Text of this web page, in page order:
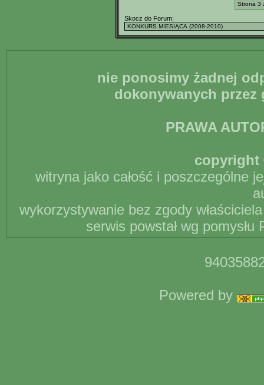
Strona 3
Skocz do Forum:
nie ponosimy żadnej
dokonywanych
PRAWA
copyright
witryna jako całość i poszczególne
wykorzystywanie bez zgody
serwis powstał wg
Powered by